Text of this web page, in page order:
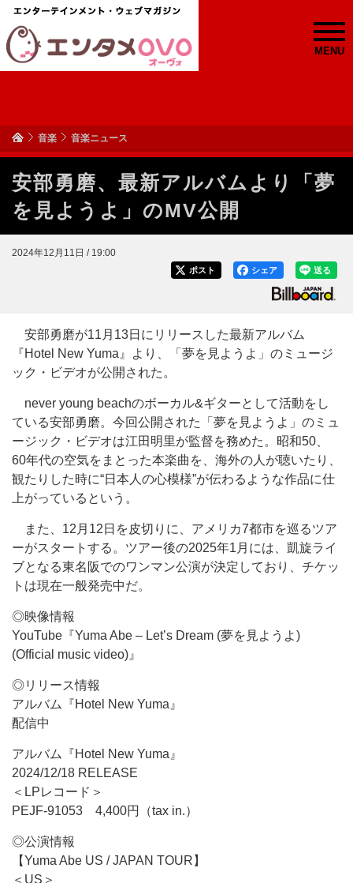
MENU
音楽 音楽ニュース
安部勇磨、最新アルバムより「夢
を見ようよ」のMV公開
2024年12月11日 / 19:00
送る
シェア
ポスト
安部勇磨が11月13日にリリースした最新アルバム
『Hotel New Yuma』より、「夢を見ようよ」のミュージ
ック・ビデオが公開された。
never young beachのボーカル&ギターとして活動をし
ている安部勇磨。今回公開された「夢を見ようよ」のミュ
ージック・ビデオは江田明里が監督を務めた。昭和50、
60年代の空気をまとった本楽曲を、海外の人が聴いたり、
観たりした時に“日本人の心模様”が伝わるような作品に仕
上がっているという。
また、12月12日を皮切りに、アメリカ7都市を巡るツア
ーがスタートする。ツアー後の2025年1月には、凱旋ライ
ブとなる東名阪でのワンマン公演が決定しており、チケッ
トは現在一般発売中だ。
◎映像情報
YouTube『Yuma Abe – Let’s Dream (夢を見ようよ)
(Official music video)』
◎リリース情報
アルバム『Hotel New Yuma』
配信中
アルバム『Hotel New Yuma』
2024/12/18 RELEASE
＜LPレコード＞
PEJF-91053 4,400円（tax in.）
◎公演情報
【Yuma Abe US / JAPAN TOUR】
＜US＞